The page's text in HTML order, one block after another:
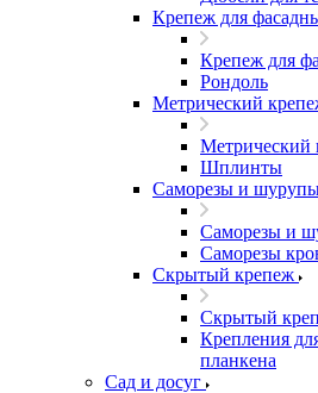
Крепеж для
Крепеж для
Рондоль
Метрический
Метрический
Шплинты
Саморезы и
Саморезы и
Саморезы
Скрытый крепеж
Скрытый
Крепления
планкена
Сад и досуг